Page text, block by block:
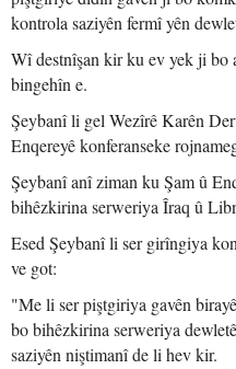
kontrola saziyên fermî yên
Wî destnîşan kir ku ev yek ji bo
bingehîn e.
Şeybanî li gel Wezîrê Karên
Enqereyê konferanseke
Şeybanî anî ziman ku Şam û
bihêzkirina serweriya Îraq û
Esed Şeybanî li ser girîngiya
ve got:
"Me li ser piştgiriya gavên
bo bihêzkirina serweriya
saziyên niştimanî de li hev kir.